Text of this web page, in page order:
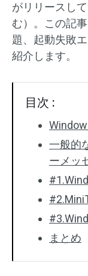
がリリースし
む）。この記
題、起動失敗
紹介します。
目次 :
一般的
ーメッ
まとめ